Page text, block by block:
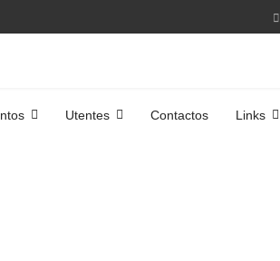
Utentes Contactos Links